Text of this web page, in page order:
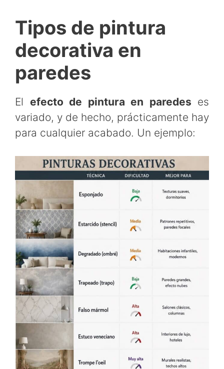
Tipos de pintura
decorativa en
paredes
El efecto de pintura en paredes es
variado, y de hecho, prácticamente hay
para cualquier acabado. Un ejemplo: